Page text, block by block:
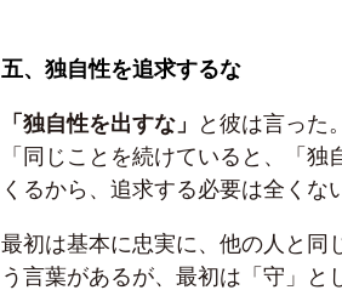
五、独自性を追求するな
「独自性を出すな」
と彼は言った
「同じことを続けていると、「
くるから、追求する必要は全くな
最初は基本に忠実に、他の人と同
う言葉があるが、最初は「守」と